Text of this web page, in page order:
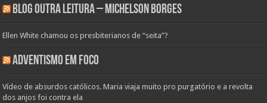
Blog Outra Leitura – Michelson Borges
Ellen White chamou os presbiterianos de “seita”?
Adventismo em Foco
Vídeo de absurdos católicos. Maria viaja muito pro purgatório e a revolta
dos anjos foi contra ela